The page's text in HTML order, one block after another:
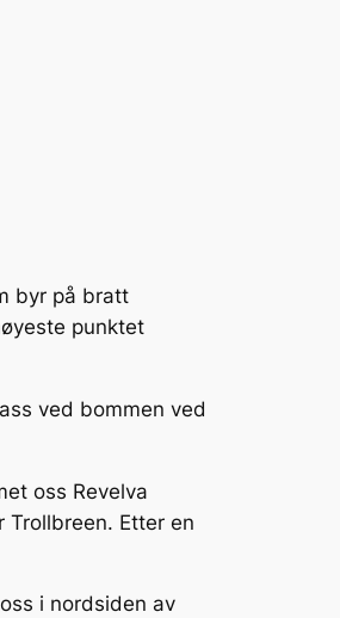
byr på bratt
punktet
ved bommen ved
oss Revelva
Etter en
i nordsiden av